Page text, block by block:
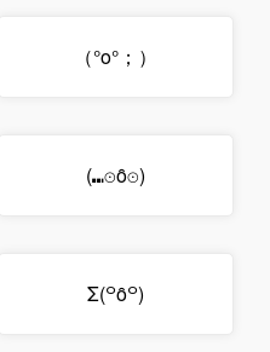
（°o°；）
(⑉⊙ȏ⊙)
Σ(꒪ȏ꒪)